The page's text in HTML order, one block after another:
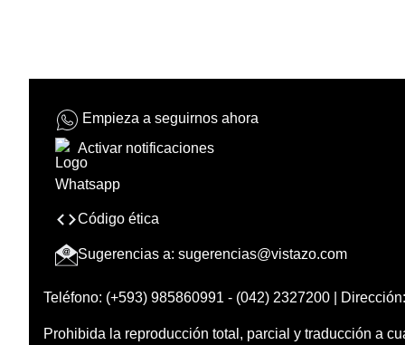
Empieza a seguirnos ahora
Activar notificaciones
Código ética
Sugerencias a: sugerencias@vistazo.com
Teléfono: (+593) 985860991 - (042) 2327200 |
Prohibida la reproducción total, parcial y traducción a